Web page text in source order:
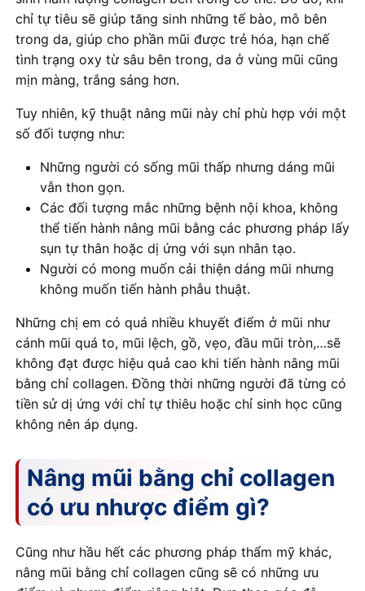
chỉ tự tiêu sẽ giúp tăng sinh những tế bào, mô bên
trong da, giúp cho phần mũi được trẻ hóa, hạn chế
tình trạng oxy từ sâu bên trong, da ở vùng mũi cũng
mịn màng, trắng sáng hơn.
Tuy nhiên, kỹ thuật nâng mũi này chỉ phù hợp với một
số đối tượng như:
Những người có sống mũi thấp nhưng dáng mũi
vẫn thon gọn.
Các đối tượng mắc những bệnh nội khoa, không
thể tiến hành nâng mũi bằng các phương pháp lấy
sụn tự thân hoặc dị ứng với sụn nhân tạo.
Người có mong muốn cải thiện dáng mũi nhưng
không muốn tiến hành phẫu thuật.
Những chị em có quá nhiều khuyết điểm ở mũi như
cánh mũi quá to, mũi lệch, gồ, vẹo, đầu mũi tròn,…sẽ
không đạt được hiệu quả cao khi tiến hành nâng mũi
bằng chỉ collagen. Đồng thời những người đã từng có
tiền sử dị ứng với chỉ tự thiêu hoặc chỉ sinh học cũng
không nên áp dụng.
Nâng mũi bằng chỉ collagen
có ưu nhược điểm gì?
Cũng như hầu hết các phương pháp thẩm mỹ khác,
nâng mũi bằng chỉ collagen cũng sẽ có những ưu